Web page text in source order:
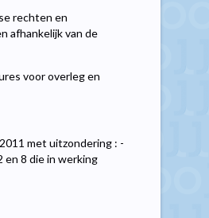
rechten en
afhankelijk van de
voor overleg en
met uitzondering : -
en 8 die in werking